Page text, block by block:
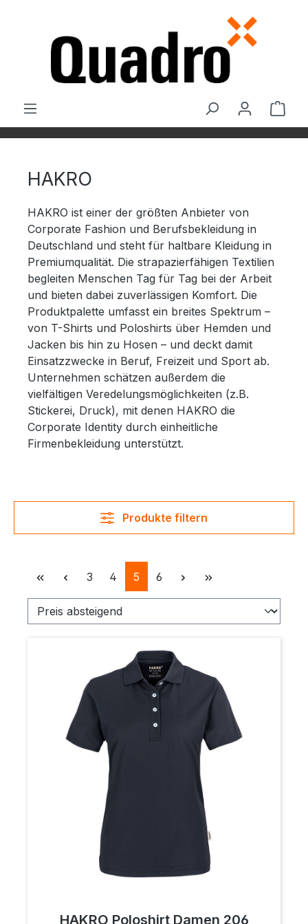
HAKRO
HAKRO ist einer der größten Anbieter von
Corporate Fashion und Berufsbekleidung in
Deutschland und steht für haltbare Kleidung in
Premiumqualität. Die strapazierfähigen Textilien
begleiten Menschen Tag für Tag bei der Arbeit
und bieten dabei zuverlässigen Komfort. Die
Produktpalette umfasst ein breites Spektrum –
von T-Shirts und Poloshirts über Hemden und
Jacken bis hin zu Hosen – und deckt damit
Einsatzzwecke in Beruf, Freizeit und Sport ab.
Unternehmen schätzen außerdem die
vielfältigen Veredelungsmöglichkeiten (z.B.
Stickerei, Druck), mit denen HAKRO die
Corporate Identity durch einheitliche
Firmenbekleidung unterstützt.
Produkte filtern
Seite
3 Seite
4 Seite
5 Seite
6
HAKRO Poloshirt Damen 206